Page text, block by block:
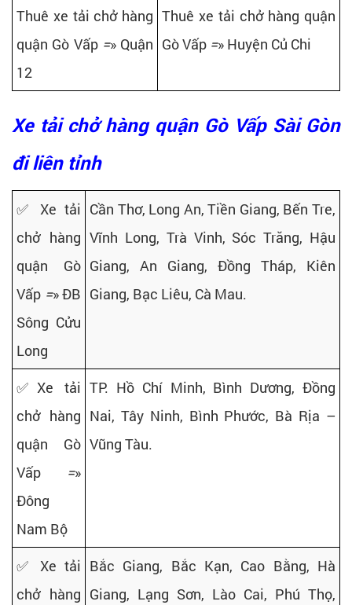
Thuê xe tải chở hàng
quận Gò Vấp =» Quận
12
Thuê xe tải chở hàng quận
Gò Vấp =» Huyện Củ Chi
Xe tải chở hàng quận Gò Vấp Sài Gòn
đi liên tỉnh
✅ Xe tải
chở hàng
quận Gò
Vấp =» ĐB
Sông Cửu
Long
Cần Thơ, Long An, Tiền Giang, Bến Tre,
Vĩnh Long, Trà Vinh, Sóc Trăng, Hậu
Giang, An Giang, Đồng Tháp, Kiên
Giang, Bạc Liêu, Cà Mau.
✅Xe tải
chở hàng
quận Gò
Vấp =»
Đông
Nam Bộ
TP. Hồ Chí Minh, Bình Dương, Đồng
Nai, Tây Ninh, Bình Phước, Bà Rịa –
Vũng Tàu.
✅ Xe tải
chở hàng
Bắc Giang, Bắc Kạn, Cao Bằng, Hà
Giang, Lạng Sơn, Lào Cai, Phú Thọ,